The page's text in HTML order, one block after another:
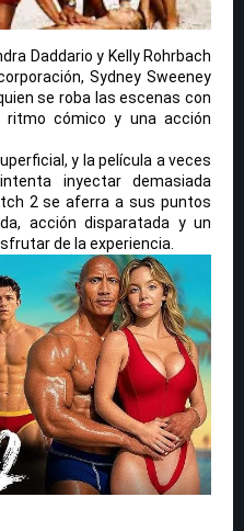
Daddario y Kelly Rohrbach
Sydney Sweeney
se roba las escenas con
ritmo cómico y una acción
y la película a veces
inyectar demasiada
2 se aferra a sus puntos
acción disparatada y un
de la experiencia.